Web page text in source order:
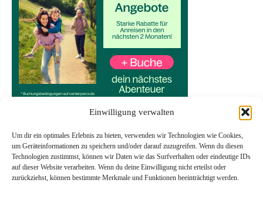
Einwilligung verwalten
Um dir ein optimales Erlebnis zu bieten, verwenden wir Technologien wie Cookies,
um Geräteinformationen zu speichern und/oder darauf zuzugreifen. Wenn du diesen
Technologien zustimmst, können wir Daten wie das Surfverhalten oder eindeutige IDs
auf dieser Website verarbeiten. Wenn du deine Einwilligung nicht erteilst oder
zurückziehst, können bestimmte Merkmale und Funktionen beeinträchtigt werden.
Start
Datenschutzerklärung
Impressum